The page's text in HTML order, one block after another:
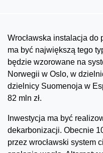
Wrocławska instalacja do
ma być największą tego
będzie wzorowane na
Norwegii w Oslo, w
dzielnicy Suomenoja w
82 mln zł.
Inwestycja ma być
dekarbonizacji. Obecnie
przez wrocławski system